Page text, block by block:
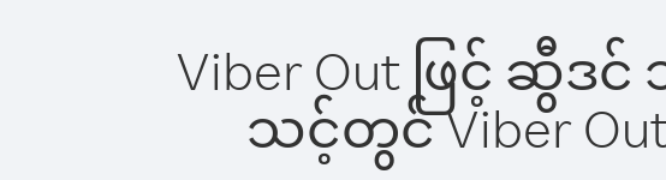
Viber Out ဖြင့် ဆွီ
သင့်တွင် Viber